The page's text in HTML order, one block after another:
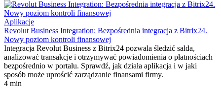
Aplikacje
Revolut Business Integration: Bezpośrednia integracja z Bitrix24.
Nowy poziom kontroli finansowej
Integracja Revolut Business z Bitrix24 pozwala śledzić salda,
analizować transakcje i otrzymywać powiadomienia o płatnościach
bezpośrednio w portalu. Sprawdź, jak działa aplikacja i w jaki
sposób może uprościć zarządzanie finansami firmy.
4 min